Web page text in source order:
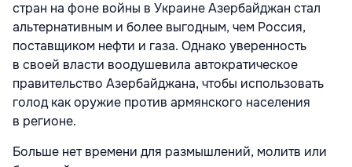
стран на фоне войны в Украине Азербайджан стал
альтернативным и более выгодным, чем Россия,
поставщиком нефти и газа. Однако уверенность
в своей власти воодушевила автократическое
правительство Азербайджана, чтобы использовать
голод как оружие против армянского населения
в регионе.
Больше нет времени для размышлений, молитв или